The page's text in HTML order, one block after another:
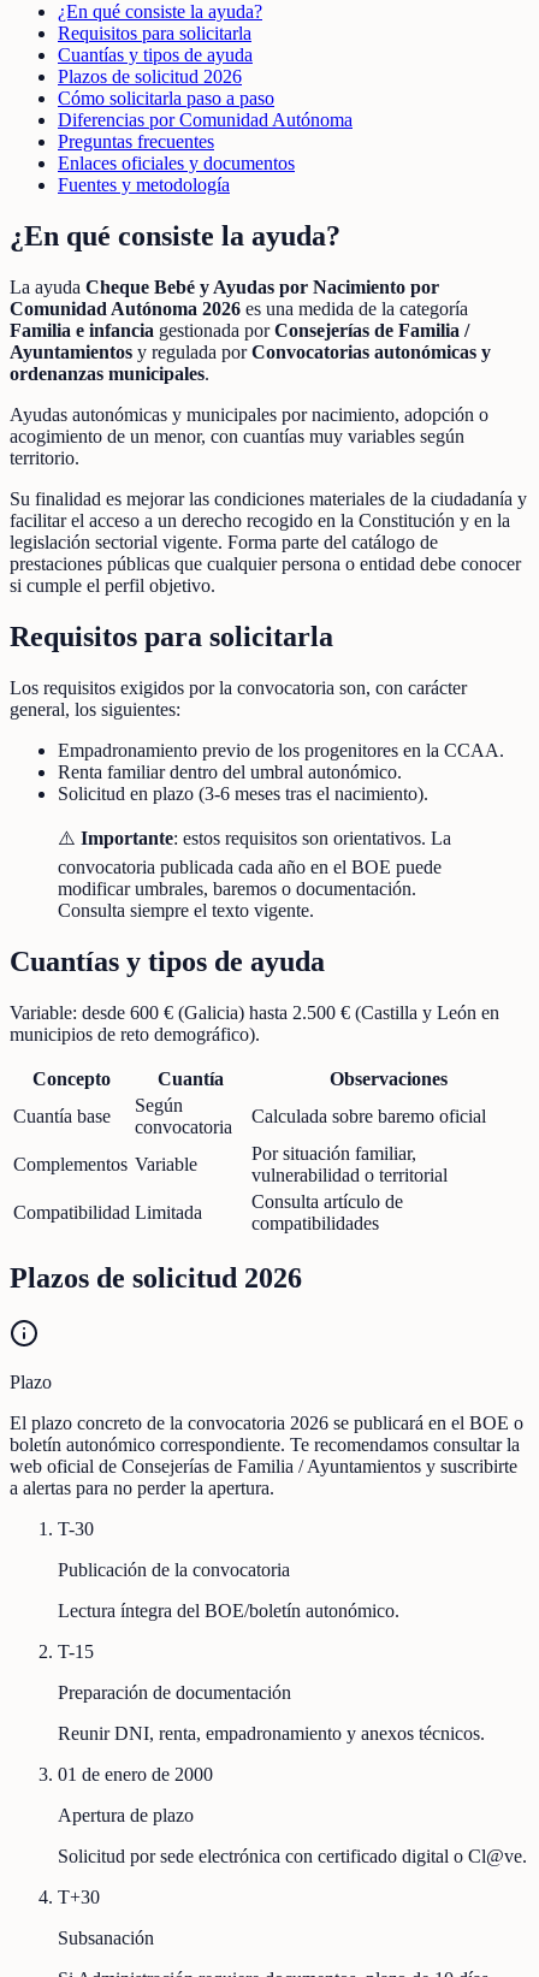
¿En qué consiste la ayuda?
Requisitos para solicitarla
Cuantías y tipos de ayuda
Plazos de solicitud 2026
Cómo solicitarla paso a paso
Diferencias por Comunidad Autónoma
Preguntas frecuentes
Enlaces oficiales y documentos
Fuentes y metodología
¿En qué consiste la ayuda?
La ayuda Cheque Bebé y Ayudas por Nacimiento por
Comunidad Autónoma 2026 es una medida de la categoría
Familia e infancia gestionada porConsejerías de Familia /
Ayuntamientos y regulada porConvocatorias autonómicas y
ordenanzas municipales.
Ayudas autonómicas y municipales por nacimiento, adopción o
acogimiento de un menor, con cuantías muy variables según
territorio.
Su finalidad es mejorar las condiciones materiales de la ciudadanía y
facilitar el acceso a un derecho recogido en la Constitución y en la
legislación sectorial vigente. Forma parte del catálogo de
prestaciones públicas que cualquier persona o entidad debe conocer
si cumple el perfil objetivo.
Requisitos para solicitarla
Los requisitos exigidos por la convocatoria son, con carácter
general, los siguientes:
Empadronamiento previo de los progenitores en la CCAA.
Renta familiar dentro del umbral autonómico.
Solicitud en plazo (3-6 meses tras el nacimiento).
⚠️ Importante: estos requisitos son orientativos. La
convocatoria publicada cada año en el BOE puede
modificar umbrales, baremos o documentación.
Consulta siempre el texto vigente.
Cuantías y tipos de ayuda
Variable: desde 600 € (Galicia) hasta 2.500 € (Castilla y León en
municipios de reto demográfico).
Concepto Cuantía
Observaciones
Cuantía base
Según
convocatoria
Calculada sobre baremo oficial
Complementos Variable
Por situación familiar,
vulnerabilidad o territorial
Compatibilidad Limitada
Consulta artículo de
compatibilidades
Plazos de solicitud 2026
Plazo
El plazo concreto de la convocatoria 2026 se publicará en el BOE o
boletín autonómico correspondiente. Te recomendamos consultar la
web oficial de Consejerías de Familia / Ayuntamientos y suscribirte
a alertas para no perder la apertura.
T-30
Publicación de la convocatoria
Lectura íntegra del BOE/boletín autonómico.
T-15
Preparación de documentación
Reunir DNI, renta, empadronamiento y anexos técnicos.
01 de enero de 2000
Apertura de plazo
Solicitud por sede electrónica con certificado digital o Cl@ve.
T+30
Subsanación